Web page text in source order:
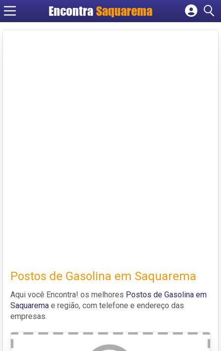
Encontra Saquarema
Cadastrar empresa
Postos de Gasolina em Saquarema
Aqui você Encontra! os melhores Postos de Gasolina em
Saquarema e região, com telefone e endereço das
empresas.